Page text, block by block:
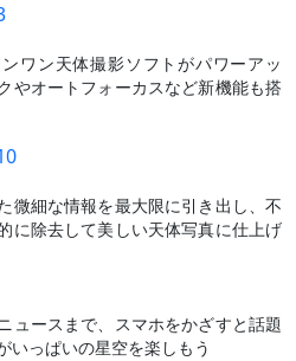
ワン天体撮影ソフトがパワーアッ
やオートフォーカスなど新機能も搭
微細な情報を最大限に引き出し、不
に除去して美しい天体写真に仕上げ
ュースまで、スマホをかざすと話題
いっぱいの星空を楽しもう